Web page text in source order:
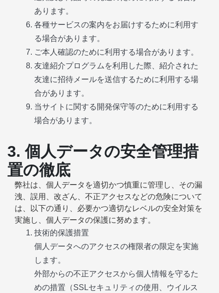
あります。
各種サービスの案内をお届けするために利用す
る場合があります。
ご本人確認のために利用する場合があります。
友達紹介プログラムを利用した際、紹介された
友達に招待メールを送信するために利用する場
合があります。
当サイトに関する開発保守等のために利用する
場合があります。
3. 個人データの安全管理措
置の徹底
弊社は、個人データを適切かつ慎重に管理し、その漏
洩、誤用、改ざん、不正アクセスなどの危険について
は、以下の通り、必要かつ適切なレベルの安全対策を
実施し、個人データの保護に努めます。
技術的保護措置
個人データへのアクセスの権限者の限定を実施
します。
外部からの不正アクセスから個人情報を守るた
めの措置（SSLセキュリティの使用、ウイルス